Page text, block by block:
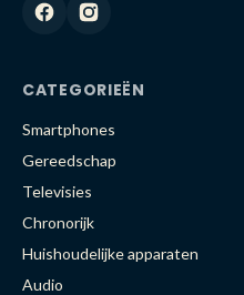
CATEGORIEËN
Smartphones
Gereedschap
Televisies
Chronorijk
Huishoudelijke apparaten
Audio